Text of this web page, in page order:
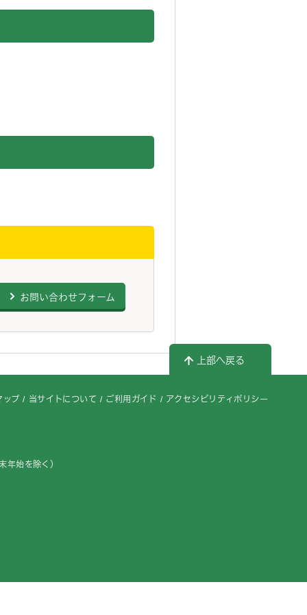
お問い合わせフォーム
上部へ戻る
ップ 当サイトについて ご利用ガイド アクセシビリティポリシー
年始を除く）